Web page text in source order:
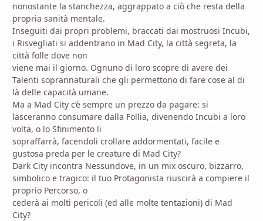
nonostante la stanchezza, aggrappato a ciò che resta della
propria sanità mentale.
Inseguiti dai propri problemi, braccati dai mostruosi Incubi,
i Risvegliati si addentrano in Mad City, la città segreta, la
città folle dove non
viene mai il giorno. Ognuno di loro scopre di avere dei
Talenti soprannaturali che gli permettono di fare cose al di
là delle capacità umane.
Ma a Mad City c’è sempre un prezzo da pagare: si
lasceranno consumare dalla Follia, divenendo Incubi a loro
volta, o lo Sfinimento li
sopraffarrà, facendoli crollare addormentati, facile e
gustosa preda per le creature di Mad City?
Dark City incontra Nessundove, in un mix oscuro, bizzarro,
simbolico e tragico: il tuo Protagonista riuscirà a compiere il
proprio Percorso, o
cederà ai molti pericoli (ed alle molte tentazioni) di Mad
City?